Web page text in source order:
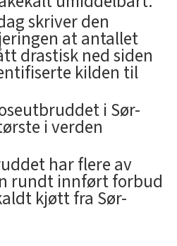
skriver den
at antallet
drastisk ned siden
kilden til
i Sør-
i verden
har flere av
rundt innført forbud
kjøtt fra Sør-